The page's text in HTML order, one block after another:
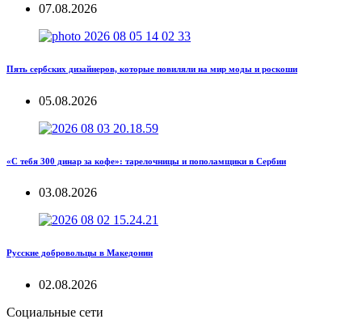
07.08.2026
Пять сербских дизайнеров, которые повиляли на мир моды и роскоши
05.08.2026
«С тебя 300 динар за кофе»: тарелочницы и пополамщики в Сербии
03.08.2026
Русские добровольцы в Македонии
02.08.2026
Социальные сети